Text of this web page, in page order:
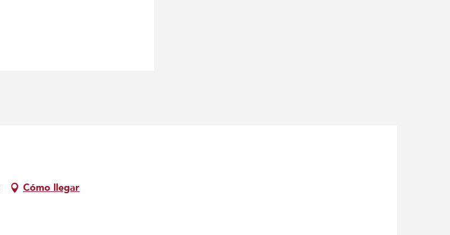
Cómo llegar